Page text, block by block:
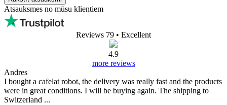
Atsauksmes no mūsu klientiem
Reviews 79 • Excellent
4.9
more reviews
Andres
I bought a cafelat robot, the delivery was really fast and the products
were in great conditions. I will be buying again. The shipping to
Switzerland ...